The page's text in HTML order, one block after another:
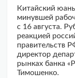
Китайский
минувшей
с 16 августа.
реакцией
правительств
директор
рынках банка
Тимошенко.